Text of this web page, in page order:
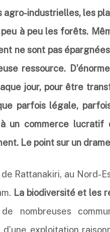
agro-industrielles, les
à peu les forêts.
ne sont pas
ressource.
jour, pour être
parfois légale,
un commerce lucratif
Le point sur un
de Rattanakiri, au Nord-
La biodiversité et les
nombreuses
d’une exploitation